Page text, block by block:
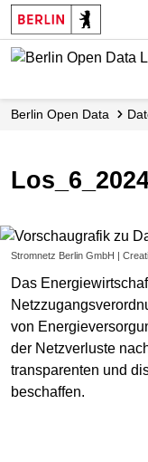
Skip
to
main
Berlin Open Data
Stromnetz Berlin GmbH |
Das
von
der Netzverluste
transparenten und
beschaffen.